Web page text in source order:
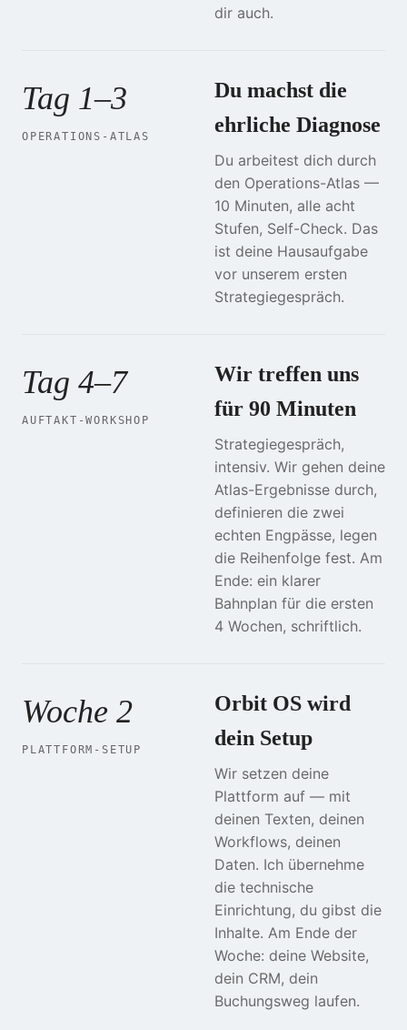
dir auch.
Tag 1–3
OPERATIONS-ATLAS
Du machst die
ehrliche Diagnose
Du arbeitest dich durch
den Operations-Atlas —
10 Minuten, alle acht
Stufen, Self-Check. Das
ist deine Hausaufgabe
vor unserem ersten
Strategiegespräch.
Tag 4–7
AUFTAKT-WORKSHOP
Wir treffen uns
für 90 Minuten
Strategiegespräch,
intensiv. Wir gehen deine
Atlas-Ergebnisse durch,
definieren die zwei
echten Engpässe, legen
die Reihenfolge fest. Am
Ende: ein klarer
Bahnplan für die ersten
4 Wochen, schriftlich.
Woche 2
PLATTFORM-SETUP
Orbit OS wird
dein Setup
Wir setzen deine
Plattform auf — mit
deinen Texten, deinen
Workflows, deinen
Daten. Ich übernehme
die technische
Einrichtung, du gibst die
Inhalte. Am Ende der
Woche: deine Website,
dein CRM, dein
Buchungsweg laufen.